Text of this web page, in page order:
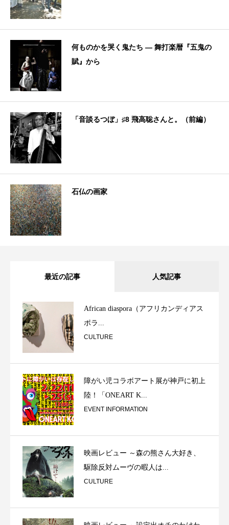
何ものかを哭く鬼たち — 舞打楽暦『五鬼の
賦』から
「音談るつぼ」♯8 飛高聡さんと。（前編）
石仏の画家
最近の記事 人気記事
African diaspora（アフリカンディアス
ポラ...
CULTURE
障がい児コラボアート展が神戸に初上
陸！「ONEART K...
EVENT INFORMATION
映画レビュー ～森の熊さん大好き、
駆除反対ムーヴの暇人は...
CULTURE